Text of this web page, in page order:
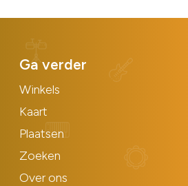
Ga verder
Winkels
Kaart
Plaatsen
Zoeken
Over ons